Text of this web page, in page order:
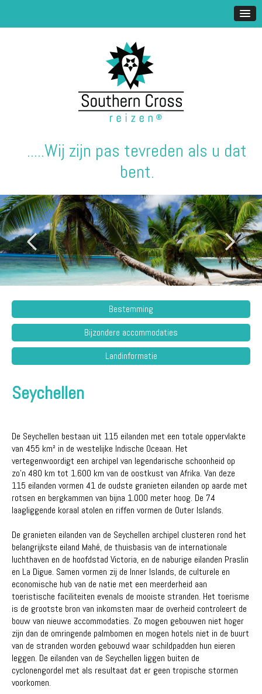
.....Wij zijn pas tevreden als u dat
bent.
Bestemming
Bijzondere accommodaties
Landinformatie
Seychellen
De Seychellen bestaan uit 115 eilanden met een totale oppervlakte
van 455 km² in de westelijke Indische Oceaan. Het
vertegenwoordigt een archipel van legendarische schoonheid op
zo'n 480 km tot 1.600 km van de oostkust van Afrika. Van deze
115 eilanden vormen 41 de oudste granieten eilanden op aarde met
rotsen en bergkammen van bijna 1.000 meter hoog. De 74
laagliggende koraal atolen en riffen vormen de Outer Islands.
De granieten eilanden van de Seychellen archipel clusteren rond het
belangrijkste eiland Mahé, de thuisbasis van de internationale
luchthaven en de hoofdstad Victoria, en de naburige eilanden Praslin
en La Digue. Samen vormen zij de Inner Islands, de culturele en
economische hub van de natie met een meerderheid aan
toeristische faciliteiten evenals de mooiste stranden. Het toerisme
is de grootste bron van inkomsten maar de overheid controleert de
bouw van nieuwe accommodaties. Zo mogen gebouwen niet hoger
zijn dan de omringende palmbomen en mogen hotels niet in de buurt
van de stranden worden gebouwd waar schildpadden hun eieren
leggen. De eilanden van de Seychellen liggen buiten de
cyclonengordel met als resultaat dat er geen tropische stormen
voorkomen.